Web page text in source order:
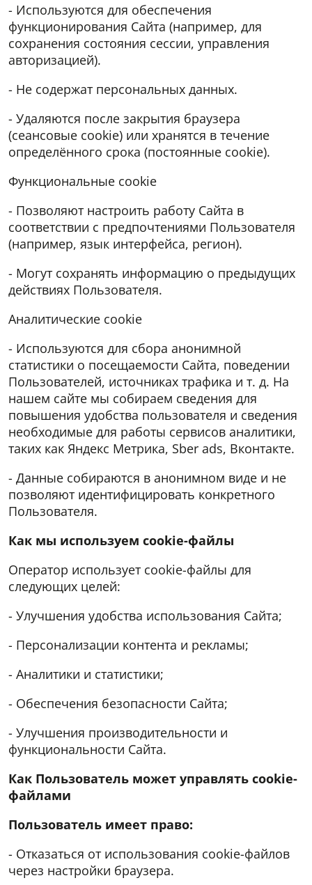
- Используются для обеспечения
функционирования Сайта (например, для
сохранения состояния сессии, управления
авторизацией).
- Не содержат персональных данных.
- Удаляются после закрытия браузера
(сеансовые cookie) или хранятся в течение
определённого срока (постоянные cookie).
Функциональные cookie
- Позволяют настроить работу Сайта в
соответствии с предпочтениями Пользователя
(например, язык интерфейса, регион).
- Могут сохранять информацию о предыдущих
действиях Пользователя.
Аналитические cookie
- Используются для сбора анонимной
статистики о посещаемости Сайта, поведении
Пользователей, источниках трафика и т. д. На
нашем сайте мы собираем сведения для
повышения удобства пользователя и сведения
необходимые для работы сервисов аналитики,
таких как Яндекс Метрика, Sber ads, Вконтакте.
- Данные собираются в анонимном виде и не
позволяют идентифицировать конкретного
Пользователя.
Как мы используем cookie-файлы
Оператор использует cookie-файлы для
следующих целей:
- Улучшения удобства использования Сайта;
- Персонализации контента и рекламы;
- Аналитики и статистики;
- Обеспечения безопасности Сайта;
- Улучшения производительности и
функциональности Сайта.
Как Пользователь может управлять cookie-
файлами
Пользователь имеет право:
- Отказаться от использования cookie-файлов
через настройки браузера.